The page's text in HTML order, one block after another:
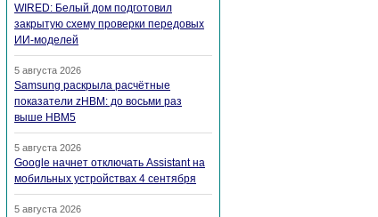
WIRED: Белый дом подготовил
закрытую схему проверки передовых
ИИ-моделей
5 августа 2026
Samsung раскрыла расчётные
показатели zHBM: до восьми раз
выше HBM5
5 августа 2026
Google начнет отключать Assistant на
мобильных устройствах 4 сентября
5 августа 2026